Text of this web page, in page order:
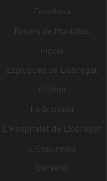
Fonollosa
Fogars de Montclús
Fígols
Esplugues de Llobregat
El Brull
La Granada
L´Hospitalet de Llobregat
L´Espunyola
Cervelló